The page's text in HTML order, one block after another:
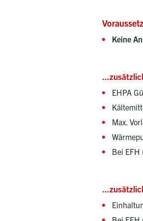
Keine
EHPA
Max.
Bei